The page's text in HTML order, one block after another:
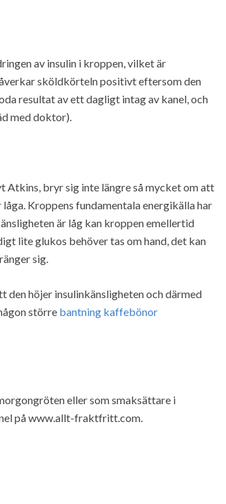
av insulin i kroppen, vilket är
sköldkörteln positivt eftersom den
resultat av ett dagligt intag av kanel, och
med doktor).
Atkins, bryr sig inte längre så mycket om att
Kroppens fundamentala energikälla har
är låg kan kroppen emellertid
lite glukos behöver tas om hand, det kan
sig.
den höjer insulinkänsligheten och därmed
större bantning kaffebönor
eller som smaksättare i
på www.allt-fraktfritt.com.